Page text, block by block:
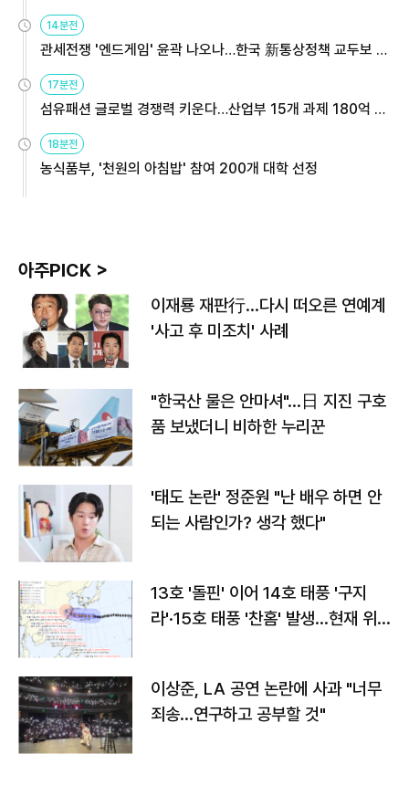
14분전
관세전쟁 '엔드게임' 윤곽 나오나…한국 新통상정책 교두보 활
17분전
섬유패션 글로벌 경쟁력 키운다…산업부 15개 과제 180억 지
18분전
농식품부, '천원의 아침밥' 참여 200개 대학 선정
아주PICK >
이재룡 재판行…다시 떠오른 연예계
'사고 후 미조치' 사례
"한국산 물은 안마셔"…日 지진 구호
품 보냈더니 비하한 누리꾼
'태도 논란' 정준원 "난 배우 하면 안
되는 사람인가? 생각 했다"
13호 '돌핀' 이어 14호 태풍 '구지
라'·15호 태풍 '찬홈' 발생…현재 위
이상준, LA 공연 논란에 사과 "너무
죄송…연구하고 공부할 것"